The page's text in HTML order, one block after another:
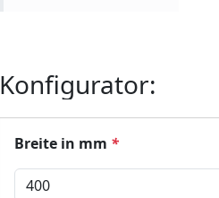
Konfigurator:
Breite in mm *